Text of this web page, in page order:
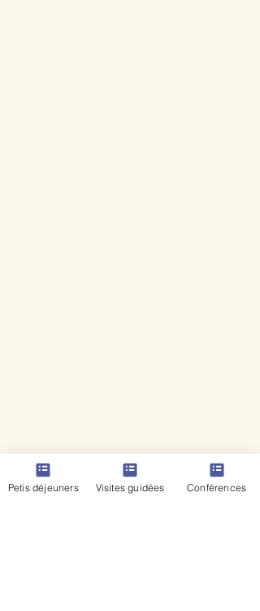
Petis déjeuners Visites guidées Conférences